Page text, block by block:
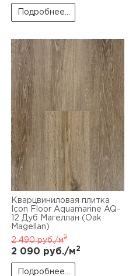
Подробнее...
Кварцвиниловая плитка
Icon Floor Aquamarine AQ-
12 Дуб Магеллан (Oak
Magellan)
2 490руб./м2
2 090 руб./м2
Подробнее...